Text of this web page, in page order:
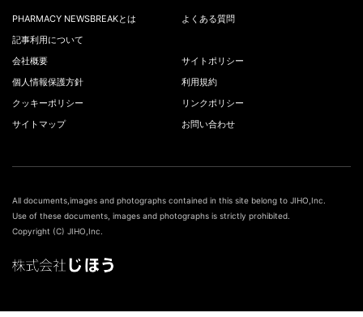
PHARMACY NEWSBREAKとは
よくある質問
記事利用について
会社概要
サイトポリシー
個人情報保護方針
利用規約
クッキーポリシー
リンクポリシー
サイトマップ
お問い合わせ
All documents,images and photographs contained in this site belong to JIHO,Inc.
Use of these documents, images and photographs is strictly prohibited.
Copyright (C) JIHO,Inc.